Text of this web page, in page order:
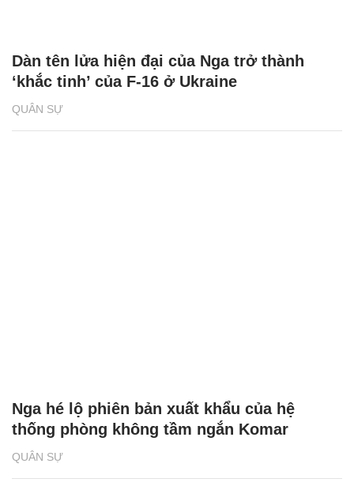
QUÂN SỰ
Dàn tên lửa hiện đại của Nga trở thành
‘khắc tinh’ của F-16 ở Ukraine
QUÂN SỰ
Nga hé lộ phiên bản xuất khẩu của hệ
thống phòng không tầm ngắn Komar